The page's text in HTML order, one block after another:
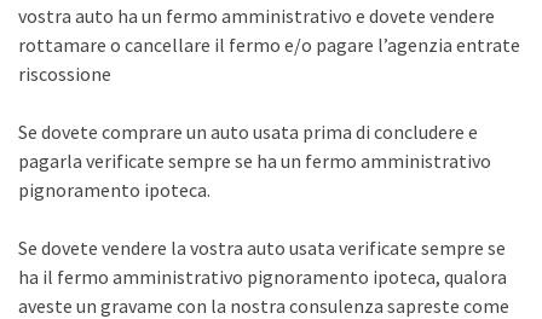
vostra auto ha un fermo amministrativo e dovete vendere
rottamare o cancellare il fermo e/o pagare l’agenzia entrate
riscossione
Se dovete comprare un auto usata prima di concludere e
pagarla verificate sempre se ha un fermo amministrativo
pignoramento ipoteca.
Se dovete vendere la vostra auto usata verificate sempre se
ha il fermo amministrativo pignoramento ipoteca, qualora
aveste un gravame con la nostra consulenza sapreste come